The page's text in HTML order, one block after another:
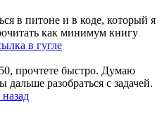
в питоне и в коде, который я
как минимум книгу
в гугле
прочтете быстро. Думаю
дальше разобраться с задачей.
назад